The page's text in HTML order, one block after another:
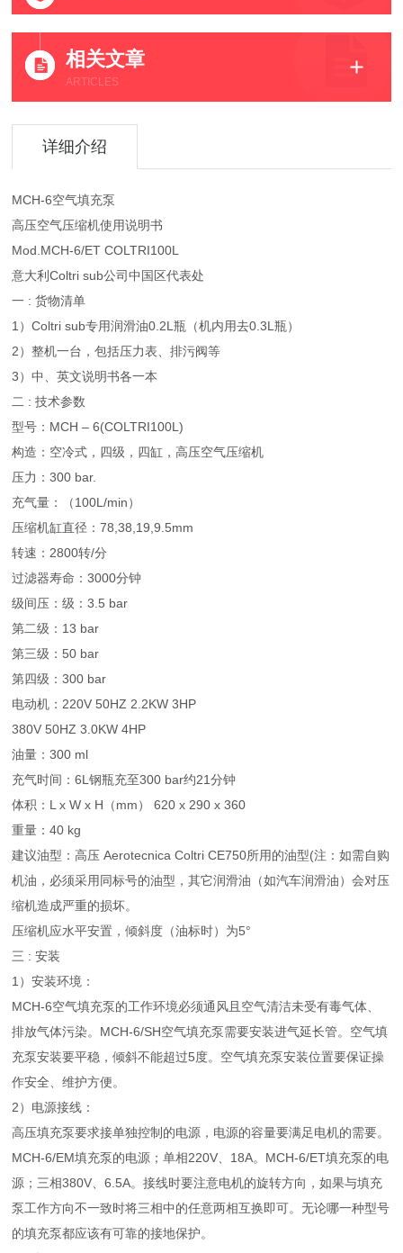
相关文章
ARTICLES
详细介绍
MCH-6空气填充泵
高压空气压缩机使用说明书
Mod.MCH-6/ET COLTRI100L
意大利Coltri sub公司中国区代表处
一 : 货物清单
1）Coltri sub专用润滑油0.2L瓶（机内用去0.3L瓶）
2）整机一台，包括压力表、排污阀等
3）中、英文说明书各一本
二 : 技术参数
型号：MCH – 6(COLTRI100L)
构造：空冷式，四级，四缸，高压空气压缩机
压力：300 bar.
充气量：（100L/min）
压缩机缸直径：78,38,19,9.5mm
转速：2800转/分
过滤器寿命：3000分钟
级间压：级：3.5 bar
第二级：13 bar
第三级：50 bar
第四级：300 bar
电动机：220V 50HZ 2.2KW 3HP
380V 50HZ 3.0KW 4HP
油量：300 ml
充气时间：6L钢瓶充至300 bar约21分钟
体积：L x W x H（mm） 620 x 290 x 360
重量：40 kg
建议油型：高压 Aerotecnica Coltri CE750所用的油型(注：如需自购
机油，必须采用同标号的油型，其它润滑油（如汽车润滑油）会对压
缩机造成严重的损坏。
压缩机应水平安置，倾斜度（油标时）为5°
三 : 安装
1）安装环境：
MCH-6空气填充泵的工作环境必须通风且空气清洁未受有毒气体、
排放气体污染。MCH-6/SH空气填充泵需要安装进气延长管。空气填
充泵安装要平稳，倾斜不能超过5度。空气填充泵安装位置要保证操
作安全、维护方便。
2）电源接线：
高压填充泵要求接单独控制的电源，电源的容量要满足电机的需要。
MCH-6/EM填充泵的电源；单相220V、18A。MCH-6/ET填充泵的电
源；三相380V、6.5A。接线时要注意电机的旋转方向，如果与填充
泵工作方向不一致时将三相中的任意两相互换即可。无论哪一种型号
的填充泵都应该有可靠的接地保护。